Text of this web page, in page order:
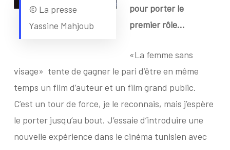
© La presse
Yassine Mahjoub
pour porter le
premier rôle…
«La femme sans
visage» tente de gagner le pari d’être en même
temps un film d’auteur et un film grand public.
C’est un tour de force, je le reconnais, mais j’espère
le porter jusqu’au bout. J’essaie d’introduire une
nouvelle expérience dans le cinéma tunisien avec